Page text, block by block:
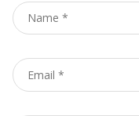
Name
Email